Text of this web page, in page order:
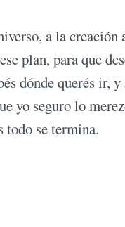
a la creación
plan, para que
dónde querés ir, y
yo seguro lo
todo se termina.